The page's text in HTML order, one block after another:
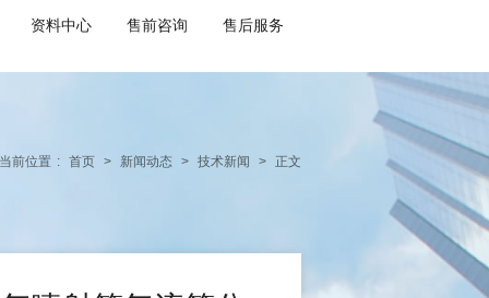
资料中心 售前咨询 售后服务
当前位置 : 首页 > 新闻动态 > 技术新闻 > 正文